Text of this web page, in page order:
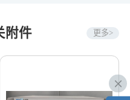
附件 更多>